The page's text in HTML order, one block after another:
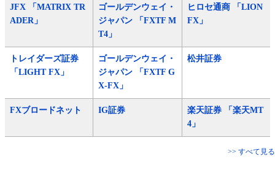
JFX 「MATRIX TR
ADER」
ゴールデンウェイ・
ジャパン 「FXTF M
T4」
ヒロセ通商 「LION
FX」
トレイダーズ証券
「LIGHT FX」
ゴールデンウェイ・
ジャパン 「FXTF G
X-FX」
松井証券
FXブロードネット IG証券
楽天証券 「楽天MT
4」
>> すべて見る